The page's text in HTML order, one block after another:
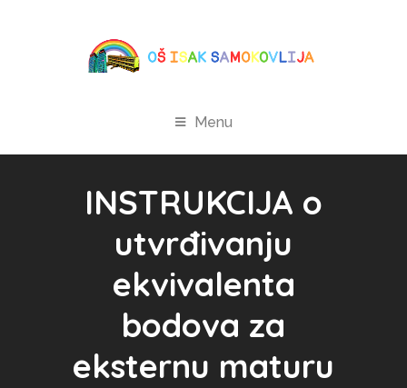
Menu
INSTRUKCIJA o
utvrđivanju
ekvivalenta
bodova za
eksternu maturu